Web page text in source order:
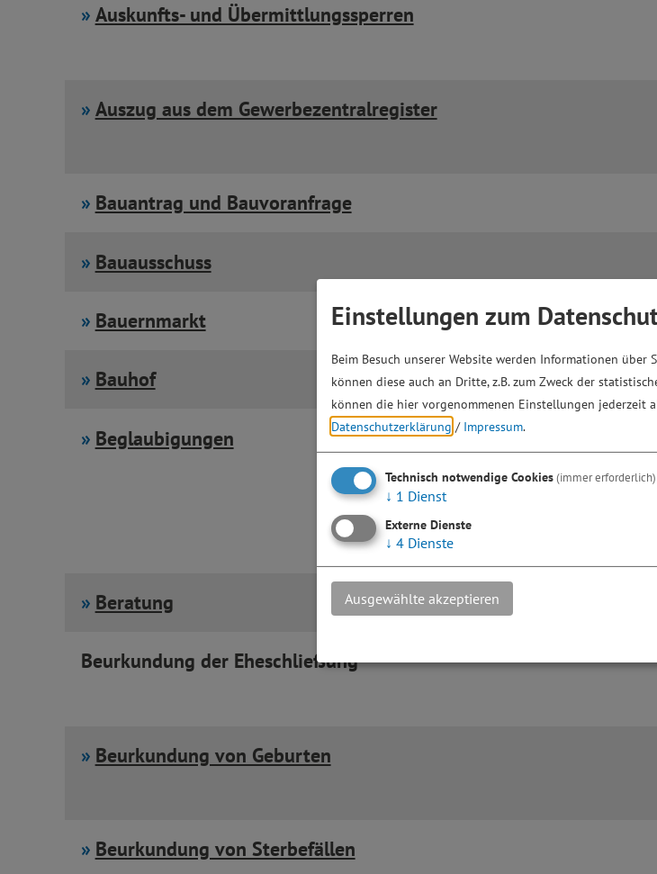
Auskunfts- und Übermittlungssperren
Auszug aus dem Gewerbezentralregister
Bauantrag und Bauvoranfrage
Bauausschuss
Bauernmarkt
Bauhof
Beglaubigungen
Beratung
Beurkundung der Eheschließung
Beurkundung von Geburten
Beurkundung von Sterbefällen
Einstellungen zum
Beim Besuch unserer Website werden Informationen über
können diese auch an Dritte, z.B. zum Zweck der
können die hier vorgenommenen Einstellungen jederzeit
Datenschutzerklärung / Impressum.
Technisch notwendige Cookies(immer erforderlich)
↓ 1 Dienst
Externe Dienste
↓ 4 Dienste
Ausgewählte akzeptieren